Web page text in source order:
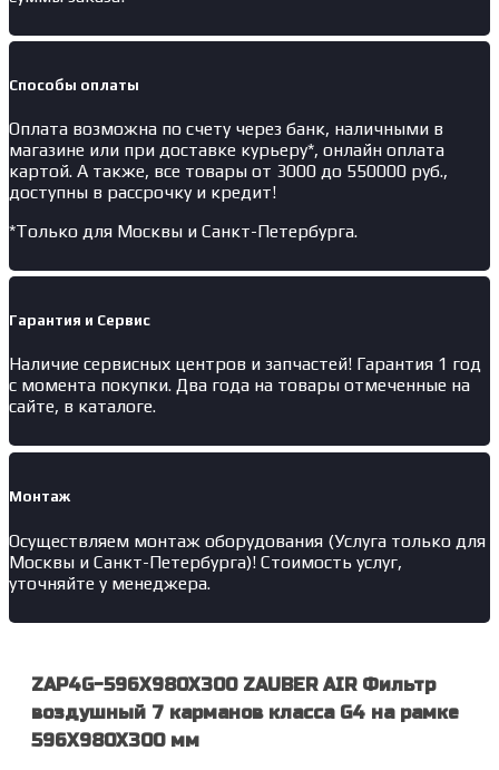
Способы оплаты
Оплата возможна по счету через банк, наличными в
магазине или при доставке курьеру*, онлайн оплата
картой. А также, все товары от 3000 до 550000 руб.,
доступны в рассрочку и кредит!
*Только для Москвы и Санкт-Петербурга.
Гарантия и Сервис
Наличие сервисных центров и запчастей! Гарантия 1 год
с момента покупки. Два года на товары отмеченные на
сайте, в каталоге.
Монтаж
Осуществляем монтаж оборудования (Услуга только для
Москвы и Санкт-Петербурга)! Стоимость услуг,
уточняйте у менеджера.
ZAP4G-596X980X300 ZAUBER AIR Фильтр
воздушный 7 карманов класса G4 на рамке
596X980X300 мм